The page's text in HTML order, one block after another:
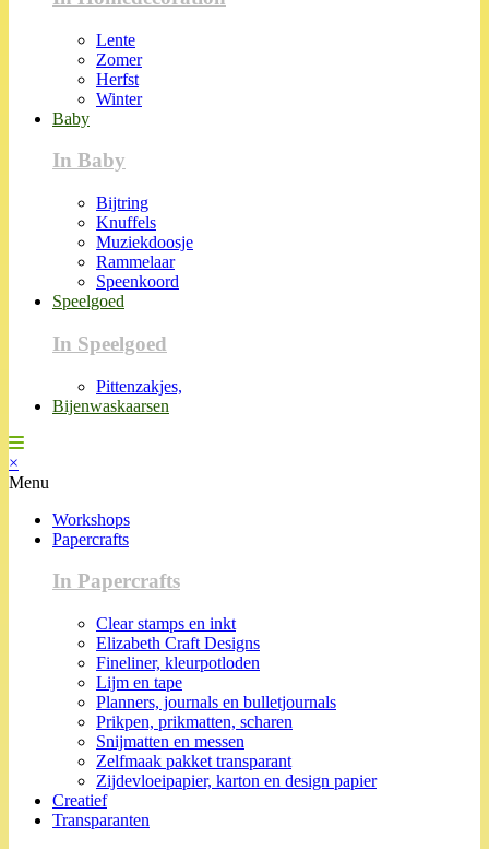
Lente
Zomer
Herfst
Winter
Baby
In Baby
Bijtring
Knuffels
Muziekdoosje
Rammelaar
Speenkoord
Speelgoed
In Speelgoed
Pittenzakjes,
Bijenwaskaarsen
×
Menu
Workshops
Papercrafts
In Papercrafts
Clear stamps en inkt
Elizabeth Craft Designs
Fineliner, kleurpotloden
Lijm en tape
Planners, journals en bulletjournals
Prikpen, prikmatten, scharen
Snijmatten en messen
Zelfmaak pakket transparant
Zijdevloeipapier, karton en design papier
Creatief
Transparanten